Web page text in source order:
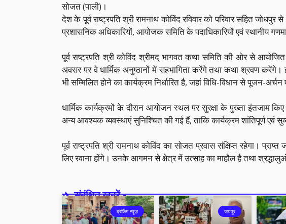
सोजत (पाली)।
देश के पूर्व राष्ट्रपति श्री रामनाथ कोविंद रविवार को परिवार सहित
प्रशासनिक अधिकारियों, आयोजक समिति के पदाधिकारियों एवं स्थानीय
पूर्व राष्ट्रपति श्री कोविंद श्रीमद् भागवत कथा समिति की ओर से
अवसर पर वे धार्मिक अनुष्ठानों में सहभागिता करेंगे तथा कथा श्रवण
भी सम्मिलित होने का कार्यक्रम निर्धारित है, जहां विधि-विधान से पूजन-
धार्मिक कार्यक्रमों के दौरान आयोजन स्थल पर सुरक्षा के पुख्ता इंतजाम किए
अन्य आवश्यक व्यवस्थाएं सुनिश्चित की गई हैं, ताकि कार्यक्रम शांतिपूर्ण एवं
पूर्व राष्ट्रपति श्री रामनाथ कोविंद का सोजत प्रवास संक्षिप्त रहेगा।
लिए रवाना होंगे। उनके आगमन से क्षेत्र में उत्साह का माहौल है तथा
संबंधित खबरें -
ब्रेकिंग न्यूज़ जयपुर